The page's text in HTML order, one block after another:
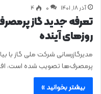
آذر ۱۸, ۱۴۰۱ 0 ۴
تعرفه جدید گاز
روزهای آینده
مدیرگازرسانی شرکت ملی گاز با
پرمصرف‌ها تصویب شده است،
بیشتر بخوانید »